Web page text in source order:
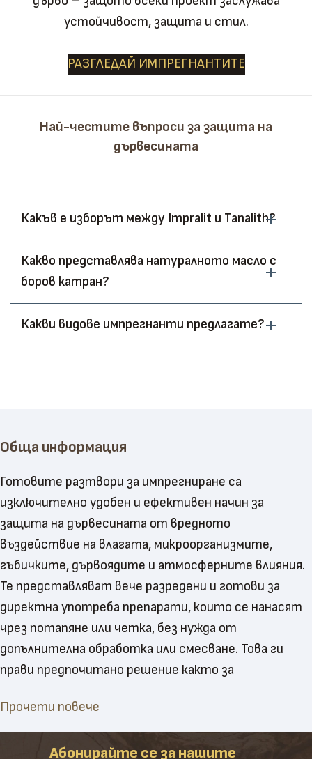
устойчивост, защита и стил.
РАЗГЛЕДАЙ ИМПРЕГНАНТИТЕ
Най-честите въпроси за защита на
дървесината
Какъв е изборът между Impralit и Tanalith?
Какво представлява натуралното масло с
боров катран?
Какви видове импрегнанти предлагате?
Обща информация
Готовите разтвори за импрегниране са
изключително удобен и ефективен начин за
защита на дървесината от вредното
въздействие на влагата, микроорганизмите,
гъбичките, дървоядите и атмосферните влияния.
Те представляват вече разредени и готови за
директна употреба препарати, които се нанасят
чрез потапяне или четка, без нужда от
допълнителна обработка или смесване. Това ги
прави предпочитано решение както за
любители, търсещи лесен и сигурен начин да
удължат живота на своите дървени конструкции.
Прочети повече
Абонирайте се за нашите